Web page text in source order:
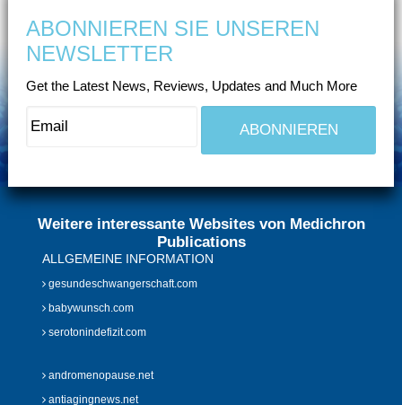
ABONNIEREN SIE UNSEREN
NEWSLETTER
Get the Latest News, Reviews, Updates and Much More
Weitere interessante Websites von Medichron
Publications
ALLGEMEINE INFORMATION
gesundeschwangerschaft.com
babywunsch.com
serotonindefizit.com
andromenopause.net
antiagingnews.net